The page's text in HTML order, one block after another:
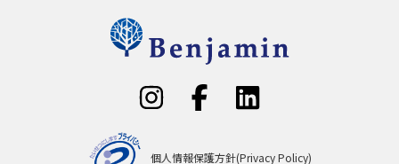
個人情報保護方針(Privacy Policy)